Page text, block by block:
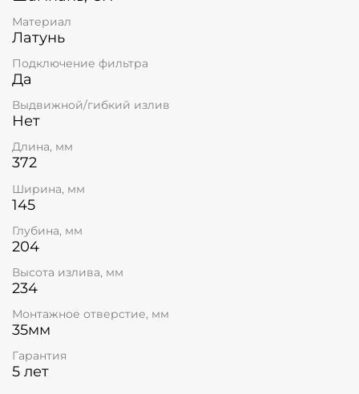
Материал
Латунь
Подключение фильтра
Да
Выдвижной/гибкий излив
Нет
Длина, мм
372
Ширина, мм
145
Глубина, мм
204
Высота излива, мм
234
Монтажное отверстие, мм
35мм
Гарантия
5 лет